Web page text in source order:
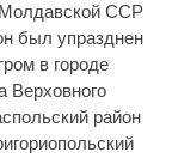
Молдавской ССР
был упразднен
в городе
Верховного
район